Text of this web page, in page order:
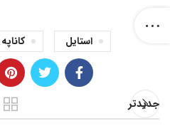
استایل کاناپه
جدیدتر